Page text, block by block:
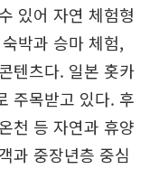
있어 자연 체험형
박과 승마 체험,
텐츠다. 일본 홋카
주목받고 있다. 후
천 등 자연과 휴양
과 중장년층 중심